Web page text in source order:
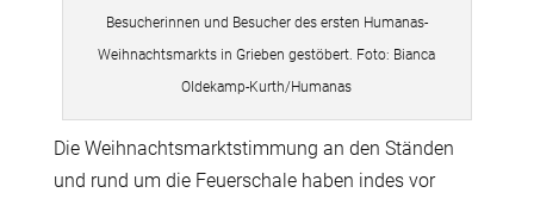
Besucherinnen und Besucher des ersten Humanas-
Weihnachtsmarkts in Grieben gestöbert. Foto: Bianca
Oldekamp-Kurth/Humanas
Die Weihnachtsmarktstimmung an den Ständen
und rund um die Feuerschale haben indes vor